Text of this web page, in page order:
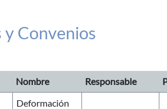
Convenios
Nombre Responsable
Deformación